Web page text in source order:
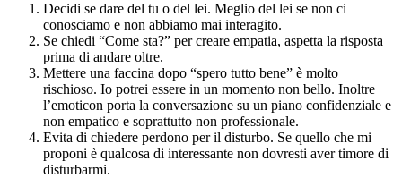
Decidi se dare del tu o del lei. Meglio del lei se non ci
conosciamo e non abbiamo mai interagito.
Se chiedi “Come sta?” per creare empatia, aspetta la risposta
prima di andare oltre.
Mettere una faccina dopo “spero tutto bene” è molto
rischioso. Io potrei essere in un momento non bello. Inoltre
l’emoticon porta la conversazione su un piano confidenziale e
non empatico e soprattutto non professionale.
Evita di chiedere perdono per il disturbo. Se quello che mi
proponi è qualcosa di interessante non dovresti aver timore di
disturbarmi.